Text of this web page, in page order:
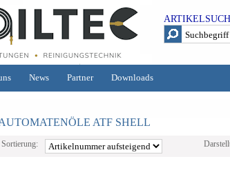
News Partner Downloads
ATF SHELL
Sortierung: